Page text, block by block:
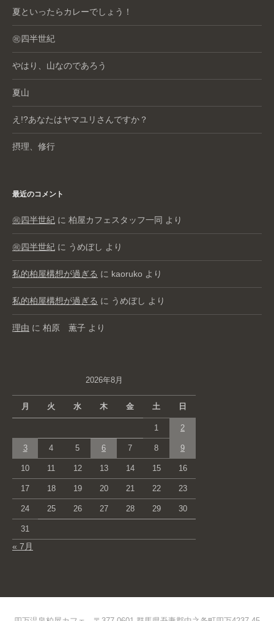
夏といったらカレーでしょう！
㊗️四半世紀
やはり、山なのであろう
夏山
え!?あなたはヤマユリさんですか？
摂理、修行
最近のコメント
㊗️四半世紀 に 柏屋カフェスタッフ一同 より
㊗️四半世紀 に うめぼし より
私的柏屋構想が過ぎる に kaoruko より
私的柏屋構想が過ぎる に うめぼし より
理由 に 柏原 薫子 より
2026年8月
月 火 水 木 金 土 日
1 2
3 4 5 6 7 8 9
10 11 12 13 14 15 16
17 18 19 20 21 22 23
24 25 26 27 28 29 30
31
« 7月